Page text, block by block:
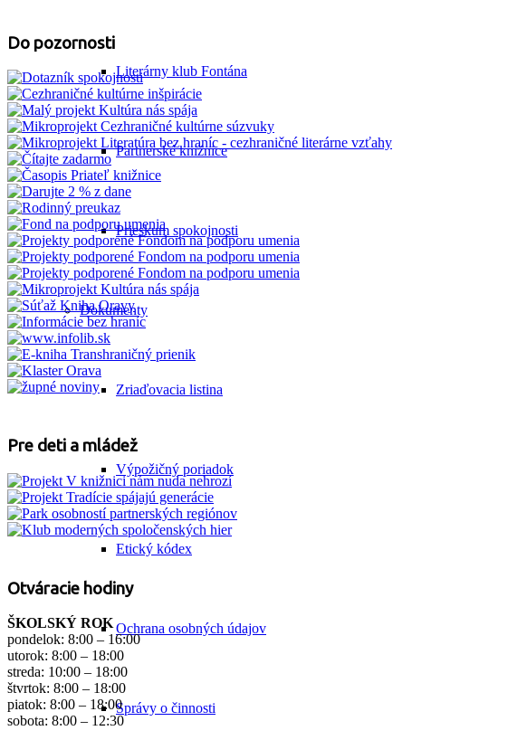
Literárny klub Fontána
Partnerské knižnice
Prieskum spokojnosti
Dokumenty
Zriaďovacia listina
Výpožičný poriadok
Etický kódex
Ochrana osobných údajov
Správy o činnosti
Do pozornosti
Pre deti a mládež
Otváracie hodiny
ŠKOLSKÝ ROK
pondelok: 8:00 – 16:00
utorok: 8:00 – 18:00
streda: 10:00 – 18:00
štvrtok: 8:00 – 18:00
piatok: 8:00 – 18:00
sobota: 8:00 – 12:30